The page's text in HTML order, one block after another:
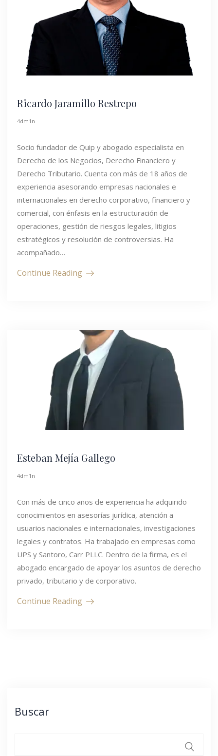
Ricardo Jaramillo Restrepo
4dm1n
Socio fundador de Quip y abogado especialista en
Derecho de los Negocios, Derecho Financiero y
Derecho Tributario. Cuenta con más de 18 años de
experiencia asesorando empresas nacionales e
internacionales en derecho corporativo, financiero y
comercial, con énfasis en la estructuración de
operaciones, gestión de riesgos legales, litigios
estratégicos y resolución de controversias. Ha
acompañado…
Continue Reading
Esteban Mejía Gallego
4dm1n
Con más de cinco años de experiencia ha adquirido
conocimientos en asesorías jurídica, atención a
usuarios nacionales e internacionales, investigaciones
legales y contratos. Ha trabajado en empresas como
UPS y Santoro, Carr PLLC. Dentro de la firma, es el
abogado encargado de apoyar los asuntos de derecho
privado, tributario y de corporativo.
Continue Reading
Buscar